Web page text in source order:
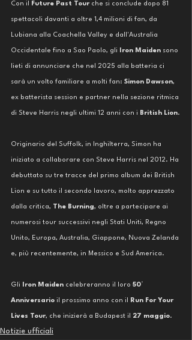
Con il Future Past Tour che si conclude dopo 81
spettacoli davanti a oltre 1,4 milioni di fan, da
Lubiana alla Coachella Valley e dall'Australia
Occidentale fino a Sao Paolo, gli Iron Maiden sono
lieti di annunciare che nel 2025 alla batteria ci
sarà un volto familiare a molti fan: Simon Dawson,
ex batterista session e partner nella sezione ritmica
di Steve Harris negli ultimi 12 anni con i British Lion.
Originario del Suffolk, in Inghilterra, Simon ha
iniziato a collaborare con Steve Harris nel 2012. Ha
debuttato su tre tracce del primo album dei British
Lion e su tutto il secondo lavoro, molto apprezzato
dalla critica, The Burning, oltre a partecipare ai
numerosi tour successivi negli Stati Uniti, Regno
Unito, Europa, Australia, Giappone, Nuova Zelanda
e, più recentemente, in Messico e Sud America.
Gli Iron Maiden celebreranno il loro 50°
Anniversario il prossimo anno con il Run For Your
Lives Tour, che inizierà a Budapest il 27 maggio.
Notizie ufficiali